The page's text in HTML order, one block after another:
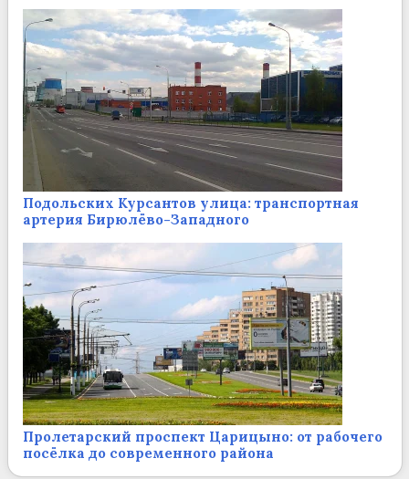
Подольских Курсантов улица: транспортная
артерия Бирюлёво-Западного
Пролетарский проспект Царицыно: от рабочего
посёлка до современного района